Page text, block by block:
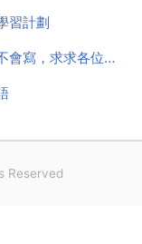
習計劃
學期結束了，老師要我們寫反思，我一時不會寫，求求各位高手幫幫
Reserved